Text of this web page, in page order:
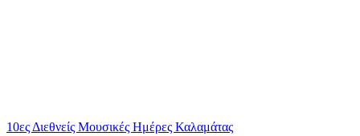
10ες Διεθνείς Μουσικές Ημέρες Καλαμάτας